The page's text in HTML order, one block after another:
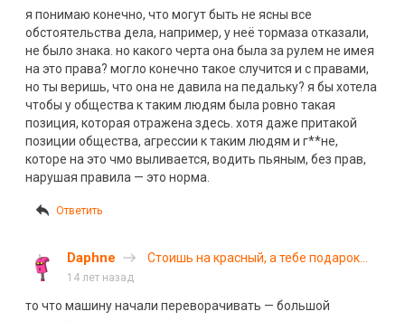
я понимаю конечно, что могут быть не ясны все
обстоятельства дела, например, у неё тормаза отказали,
не было знака. но какого черта она была за рулем не имея
на это права? могло конечно такое случится и с правами,
но ты веришь, что она не давила на педальку? я бы хотела
чтобы у общества к таким людям была ровно такая
позиция, которая отражена здесь. хотя даже притакой
позиции общества, агрессии к таким людям и г**не,
которе на это чмо выливается, водить пьяным, без прав,
нарушая правила — это норма.
Ответить
Daphne
Стоишь на красный, а тебе подарок
14 лет назад
то что машину начали переворачивать — большой